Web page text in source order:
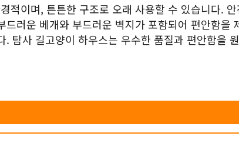
적이며, 튼튼한 구조로 오래 사용할 수 있습니다. 안
러운 베개와 부드러운 벽지가 포함되어 편안함을
탐사 길고양이 하우스는 우수한 품질과 편안함을